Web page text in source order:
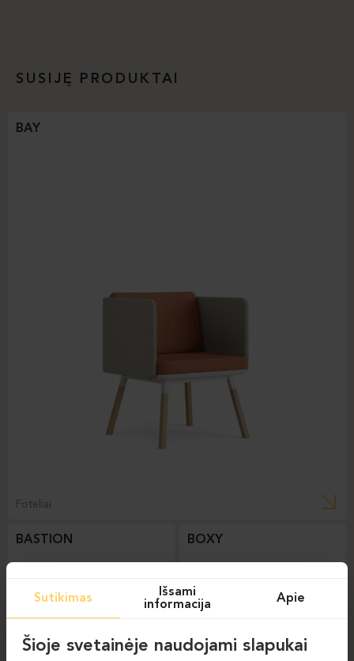
SUSIJĘ PRODUKTAI
BAY
Foteliai
BASTION BOXY
Sutikimas
Išsami
informacija
Apie
Šioje svetainėje naudojami slapukai